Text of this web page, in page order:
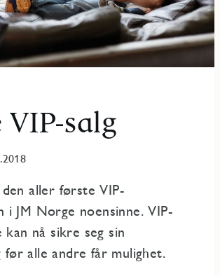
VIP-salg
aller første VIP-
i JM Norge noensinne. VIP-
kan nå sikre seg sin
før alle andre får mulighet.